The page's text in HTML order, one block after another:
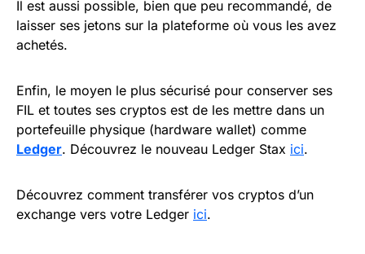
Il est aussi possible, bien que peu recommandé, de
laisser ses jetons sur la plateforme où vous les avez
achetés.
Enfin, le moyen le plus sécurisé pour conserver ses
FIL et toutes ses cryptos est de les mettre dans un
portefeuille physique (hardware wallet) comme
Ledger. Découvrez le nouveau Ledger Stax ici.
Découvrez comment transférer vos cryptos d’un
exchange vers votre Ledger ici.